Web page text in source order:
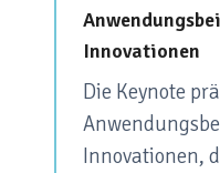
Innovationen
Die Keynote
Innovationen,